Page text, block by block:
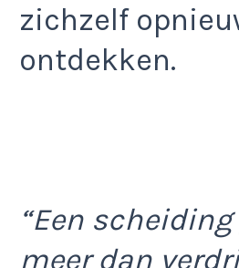
zichzelf
ontdekken.
“Een
meer dan